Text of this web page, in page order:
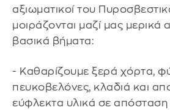
αξιωματικοί του
μοιράζονται μαζί μας μερικά
βασικά βήματα:
- Καθαρίζουμε ξερά χόρτα,
πευκοβελόνες, κλαδιά και
εύφλεκτα υλικά σε απόσταση